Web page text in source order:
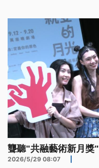
聾聽"共融藝術新月獎
2026/5/29 08:07